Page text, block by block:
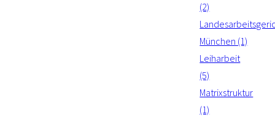
(2)
München (1)
Leiharbeit
(5)
Matrixstruktur
(1)